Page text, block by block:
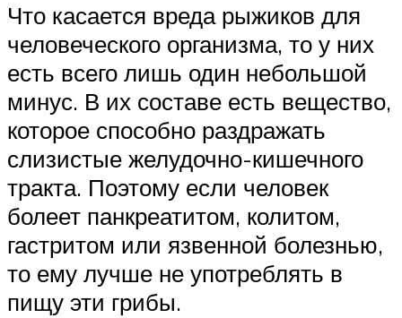
Что касается вреда рыжиков для
человеческого организма, то у них
есть всего лишь один небольшой
минус. В их составе есть вещество,
которое способно раздражать
слизистые желудочно-кишечного
тракта. Поэтому если человек
болеет панкреатитом, колитом,
гастритом или язвенной болезнью,
то ему лучше не употреблять в
пищу эти грибы.